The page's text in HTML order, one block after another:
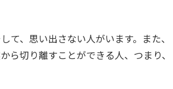
、思い出さない人がいます。また、
ら切り離すことができる人、つまり、